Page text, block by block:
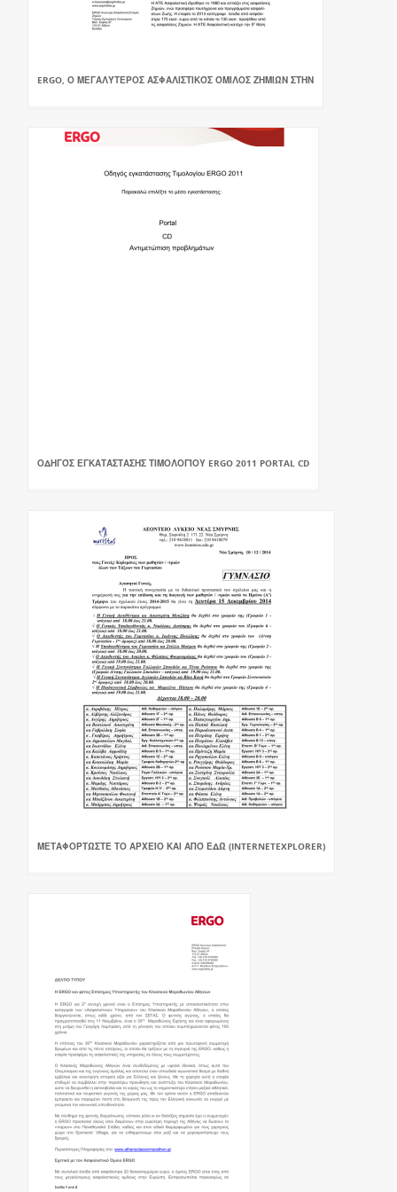
ERGO, Ο ΜΕΓΑΛΎΤΕΡΟΣ ΑΣΦΑΛΙΣΤΙΚΌΣ ΌΜΙΛΟΣ ΖΗΜΙΏΝ ΣΤΗΝ
ΟΔΗΓΌΣ ΕΓΚΑΤΆΣΤΑΣΗΣ ΤΙΜΟΛΟΓΊΟΥ ERGO 2011 PORTAL CD
ΜΕΤΑΦΟΡΤΏΣΤΕ ΤΟ ΑΡΧΕΊΟ ΚΑΙ ΑΠΌ ΕΔΏ (INTERNETEXPLORER)